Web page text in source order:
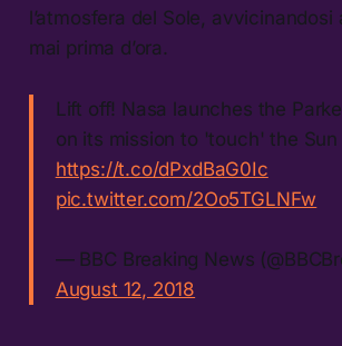
l’atmosfera del Sole, avvicinandosi
mai prima d’ora.
Lift off! Nasa launches the
on its mission to 'touch' the Sun
https://t.co/dPxdBaG0Ic
pic.twitter.com/2Oo5TGLNFw
— BBC Breaking News
August 12, 2018